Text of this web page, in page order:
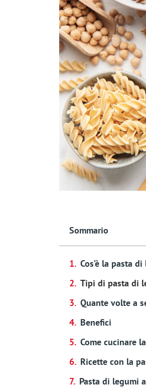
Sommario
Cos’è la pasta
Tipi di pasta di
Quante volte a
Benefici
Come cucinare
Ricette con la
Pasta di legumi